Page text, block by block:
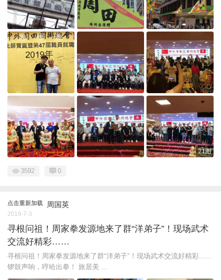
21图
3592 0
点击重新加载 周国英
2019-7-3
寻根问祖！周家拳发源地来了群“洋弟子”！现场武术
交流好精彩……
寻根问祖！周家拳发源地来了群“洋弟子”！现场武术交流好精彩……
锣鼓声响，哼哈出拳！ 旅居美 ...